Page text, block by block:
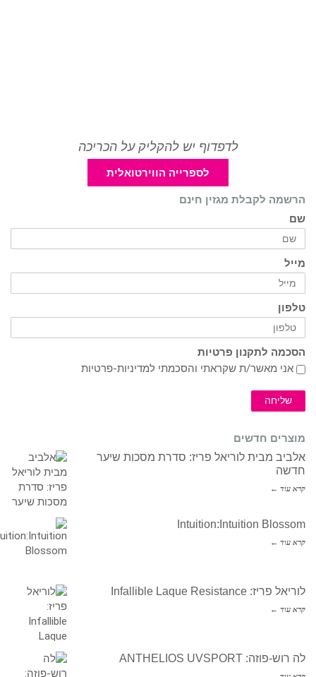
לדפדוף יש להקליק על הכריכה
לספרייה הווירטואלית
הרשמה לקבלת מגזין חינם
שם
מייל
טלפון
הסכמה לתקנון פרטיות
אני מאשר/ת שקראתי והסכמתי למדיניות-פרטיות
שליחה
מוצרים חדשים
אלביב מבית לוריאל פריז: סדרת מסכות שיער
חדשה
קרא עוד ←
Intuition:Intuition Blossom
קרא עוד ←
לוריאל פריז: Infallible Laque Resistance
קרא עוד ←
לה רוש-פוזה: ANTHELIOS UVSPORT